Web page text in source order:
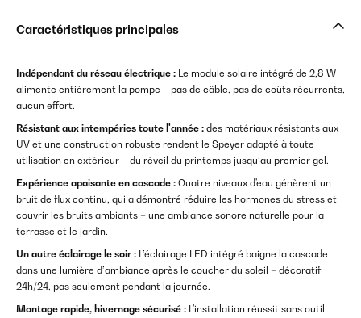
Caractéristiques principales
Indépendant du réseau électrique : Le module solaire intégré de 2,8 W
alimente entièrement la pompe – pas de câble, pas de coûts récurrents,
aucun effort.
Résistant aux intempéries toute l'année : des matériaux résistants aux
UV et une construction robuste rendent le Speyer adapté à toute
utilisation en extérieur – du réveil du printemps jusqu’au premier gel.
Expérience apaisante en cascade : Quatre niveaux d'eau génèrent un
bruit de flux continu, qui a démontré réduire les hormones du stress et
couvrir les bruits ambiants – une ambiance sonore naturelle pour la
terrasse et le jardin.
Un autre éclairage le soir : L’éclairage LED intégré baigne la cascade
dans une lumière d’ambiance après le coucher du soleil – décoratif
24h/24, pas seulement pendant la journée.
Montage rapide, hivernage sécurisé : L'installation réussit sans outil